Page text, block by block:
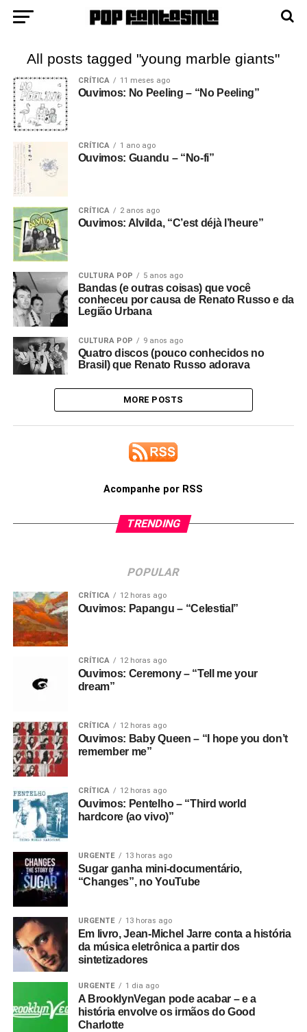
All posts tagged "young marble giants"
CRÍTICA 11 meses ago
Ouvimos: No Peeling – “No Peeling”
CRÍTICA 1 ano ago
Ouvimos: Guandu – “No-fi”
CRÍTICA 2 anos ago
Ouvimos: Alvilda, “C’est déjà l’heure”
CULTURA POP 5 anos ago
Bandas (e outras coisas) que você
conheceu por causa de Renato Russo e da
Legião Urbana
CULTURA POP 9 anos ago
Quatro discos (pouco conhecidos no
Brasil) que Renato Russo adorava
MORE POSTS
Acompanhe por RSS
TRENDING
POPULAR
CRÍTICA 12 horas ago
Ouvimos: Papangu – “Celestial”
CRÍTICA 12 horas ago
Ouvimos: Ceremony – “Tell me your
dream”
CRÍTICA 12 horas ago
Ouvimos: Baby Queen – “I hope you don’t
remember me”
CRÍTICA 12 horas ago
Ouvimos: Pentelho – “Third world
hardcore (ao vivo)”
URGENTE 13 horas ago
Sugar ganha mini-documentário,
“Changes”, no YouTube
URGENTE 13 horas ago
Em livro, Jean-Michel Jarre conta a história
da música eletrônica a partir dos
sintetizadores
URGENTE 1 dia ago
A BrooklynVegan pode acabar – e a
história envolve os irmãos do Good
Charlotte